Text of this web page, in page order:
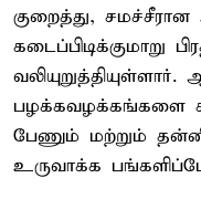
குறைத்து,
கடைப்பிடிக்குமாறு
பழக்கவழக்கங்களை
பேணும் மற்றும்
உருவாக்க